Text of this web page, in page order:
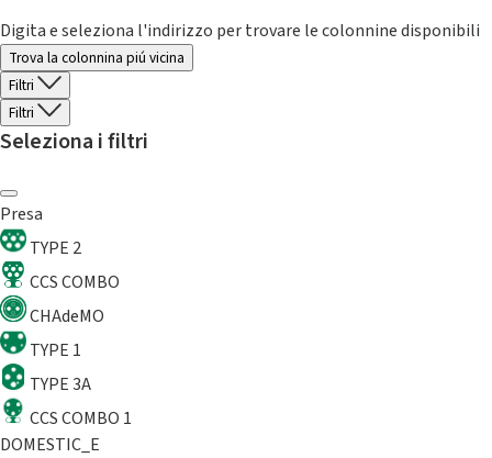
Digita e seleziona l'indirizzo per trovare le colonnine disponibili
Trova la colonnina piú vicina
Filtri
Filtri
Seleziona i filtri
Presa
TYPE 2
CCS COMBO
CHAdeMO
TYPE 1
TYPE 3A
CCS COMBO 1
DOMESTIC_E